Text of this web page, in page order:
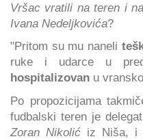
Vršac vratili na teren i
Ivana Nedeljkovića?
"Pritom su mu naneli
ruke i udarce u
hospitalizovan u
Po propozicijama
fudbalski teren je
Zoran Nikolić iz Niša, i